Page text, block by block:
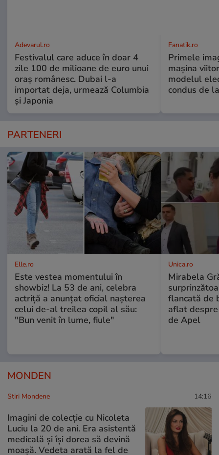
Adevarul.ro
Festivalul care aduce în doar 4
zile 100 de milioane de euro unui
oraș românesc. Dubai l-a
importat deja, urmează Columbia
și Japonia
Fanatik.ro
Primele
mașina
modelul
condus de
PARTENERI
Elle.ro
Este vestea momentului în
showbiz! La 53 de ani, celebra
actriță a anunțat oficial nașterea
celui de-al treilea copil al său:
"Bun venit în lume, fiule"
Unica.ro
Mirabela
flancată de
aflat
de Apel
MONDEN
Stiri Mondene 14:16
Imagini de colecție cu Nicoleta
Luciu la 20 de ani. Era asistentă
medicală și își dorea să devină
moașă. Vedeta arată la fel de